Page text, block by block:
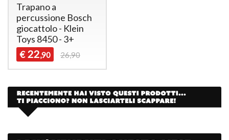
Trapano a
percussione Bosch
giocattolo - Klein
Toys 8450 - 3+
€ 22,90 26,90